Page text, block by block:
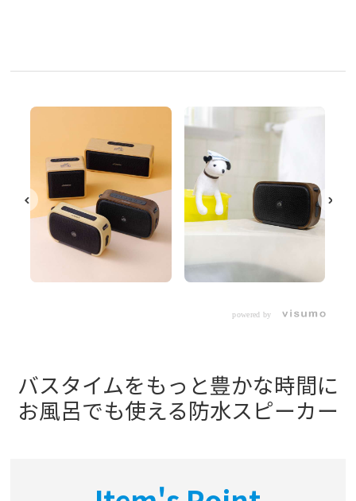
powered by
バスタイムをもっと豊かな時間に
お風呂でも使える防水スピーカー